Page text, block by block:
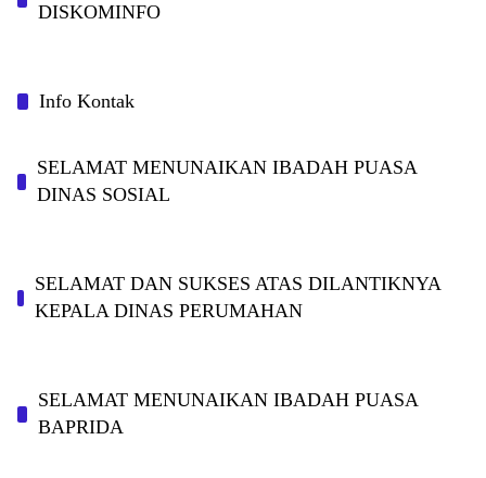
DISKOMINFO
Info Kontak
SELAMAT MENUNAIKAN IBADAH PUASA
DINAS SOSIAL
SELAMAT DAN SUKSES ATAS DILANTIKNYA
KEPALA DINAS PERUMAHAN
SELAMAT MENUNAIKAN IBADAH PUASA
BAPRIDA